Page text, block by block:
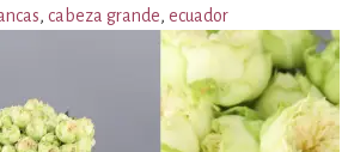
, cabeza grande, ecuador